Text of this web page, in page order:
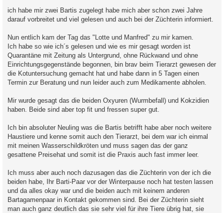
ich habe mir zwei Bartis zugelegt habe mich aber schon zwei Jahre
darauf vorbreitet und viel gelesen und auch bei der Züchterin informiert.
Nun entlich kam der Tag das "Lotte und Manfred" zu mir kamen.
Ich habe so wie ich´s gelesen und wie es mir gesagt worden ist
Quarantäne mit Zeitung als Untergrund, ohne Rückwand und ohne
Einrichtungsgegenstände begonnen, bin brav beim Tierarzt gewesen der
die Kotuntersuchung gemacht hat und habe dann in 5 Tagen einen
Termin zur Beratung und nun leider auch zum Medikamente abholen.
Mir wurde gesagt das die beiden Oxyuren (Wurmbefall) und Kokzidien
haben. Beide sind aber top fit und fressen super gut.
Ich bin absoluter Neuling was die Bartis betrifft habe aber noch weitere
Haustiere und kenne somit auch den Tierarzt, bei dem war ich einmal
mit meinen Wasserschildkröten und muss sagen das der ganz
gesattene Preisehat und somit ist die Praxis auch fast immer leer.
Ich muss aber auch noch dazusagen das die Züchterin von der ich die
beiden habe, Ihr Barti-Paar vor der Winterpause noch hat testen lassen
und da alles okay war und die beiden auch mit keinem anderen
Bartagamenpaar in Kontakt gekommen sind. Bei der Züchterin sieht
man auch ganz deutlich das sie sehr viel für ihre Tiere übrig hat, sie